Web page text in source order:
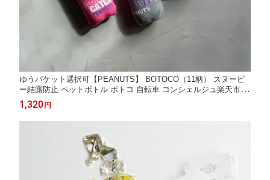
ゆうパケット選択可【PEANUTS】 BOTOCO（11柄） スヌーピ
ー結露防止 ペットボトル ボトコ 自転車 コンシェルジュ楽天市場
店 ヘミングス公式ショップ ギフト
1,320円